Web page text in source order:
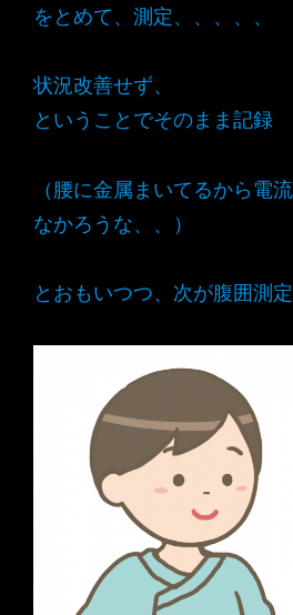
をとめて、測定、、、、、
状況改善せず、
ということでそのまま記録
（腰に金属まいてるから電
なかろうな、、）
とおもいつつ、次が腹囲測定